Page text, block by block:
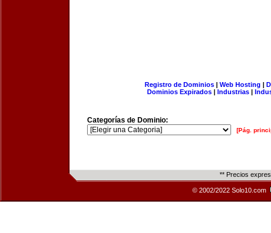
Registro de Dominios| Web Hosting |
Dominios Expirados | Industrias |
Categorías de Dominio:
[Pág.
** Precios
© 2002/2022 Solo10.com